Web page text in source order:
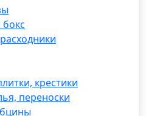
крестики
переноски